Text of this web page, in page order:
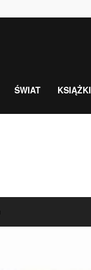
ŚWIAT KSIĄŻKI